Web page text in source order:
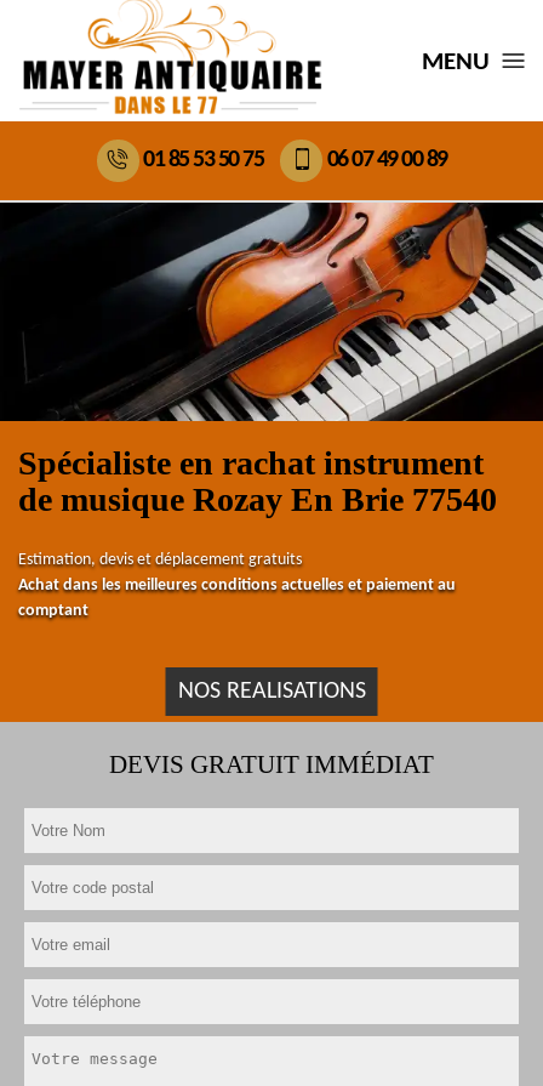
MENU
01 85 53 50 75 06 07 49 00 89
Spécialiste en rachat instrument
de musique Rozay En Brie 77540
Estimation, devis et déplacement gratuits
Achat dans les meilleures conditions actuelles et paiement au
comptant
NOS REALISATIONS
DEVIS GRATUIT IMMÉDIAT